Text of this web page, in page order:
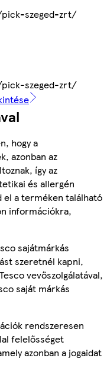
pick-szeged-zrt/
pick-szeged-zrt/
hogy a
azonban az
így az
és allergén
el a terméken található
információkra,
sajátmárkás
szeretnél kapni,
vevőszolgálatával,
saját márkás
rendszeresen
felelősséget
azonban a jogaidat